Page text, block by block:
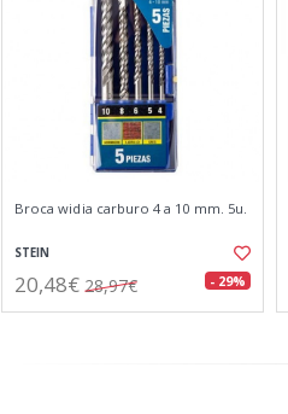
Broca widia carburo 4 a 10 mm. 5u.
STEIN
20,48€ 28,97€ - 29%